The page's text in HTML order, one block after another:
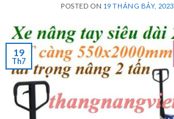
POSTED ON 19 THÁNG BẢY, 2023
19
Th7